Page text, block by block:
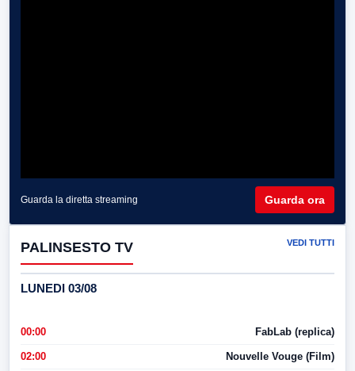
Guarda la diretta streaming Guarda ora
PALINSESTO TV VEDI TUTTI
LUNEDI 03/08
00:00 FabLab (replica)
02:00 Nouvelle Vouge (Film)